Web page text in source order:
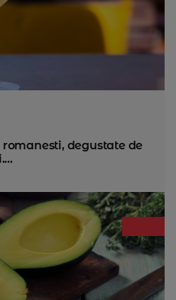
degustate de